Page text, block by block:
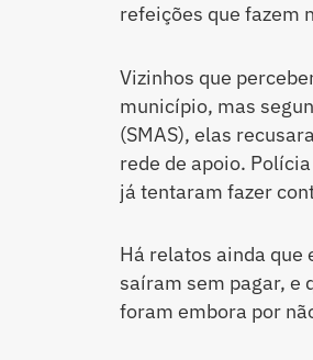
refeições que fazem
Vizinhos que
município, mas
(SMAS), elas
rede de apoio.
já tentaram fazer
Há relatos ainda que
saíram sem pagar, e
foram embora por